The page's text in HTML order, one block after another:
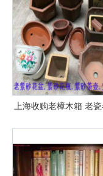
上海收购老樟木箱 老